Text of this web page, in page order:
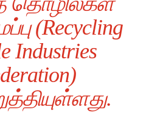
(Recycling
Industries